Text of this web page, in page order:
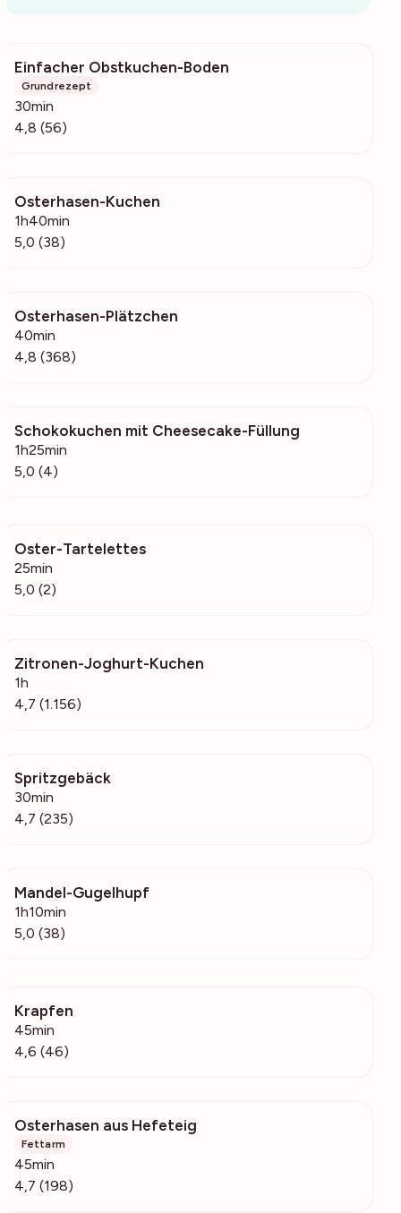
Einfacher Obstkuchen-Boden
Grundrezept
30min
4,8 (56)
Osterhasen-Kuchen
1h40min
5,0 (38)
Osterhasen-Plätzchen
40min
4,8 (368)
Schokokuchen mit Cheesecake-Füllung
1h25min
5,0 (4)
Oster-Tartelettes
25min
5,0 (2)
Zitronen-Joghurt-Kuchen
1h
4,7 (1.156)
Spritzgebäck
30min
4,7 (235)
Mandel-Gugelhupf
1h10min
5,0 (38)
Krapfen
45min
4,6 (46)
Osterhasen aus Hefeteig
Fettarm
45min
4,7 (198)